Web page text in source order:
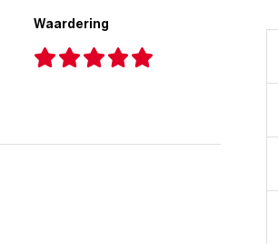
Waardering